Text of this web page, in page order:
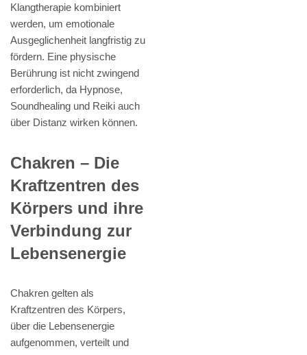
Klangtherapie kombiniert
werden, um emotionale
Ausgeglichenheit langfristig zu
fördern. Eine physische
Berührung ist nicht zwingend
erforderlich, da Hypnose,
Soundhealing und Reiki auch
über Distanz wirken können.
Chakren – Die
Kraftzentren des
Körpers und ihre
Verbindung zur
Lebensenergie
Chakren gelten als
Kraftzentren des Körpers,
über die Lebensenergie
aufgenommen, verteilt und